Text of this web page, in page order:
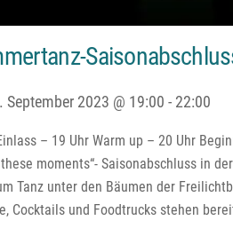
September 2023 @ 19:00 - 22:00
– 19 Uhr Warm up – 20 Uhr
these moments“- Saisonabschluss in
Tanz unter den Bäumen der
Cocktails und Foodtrucks stehen